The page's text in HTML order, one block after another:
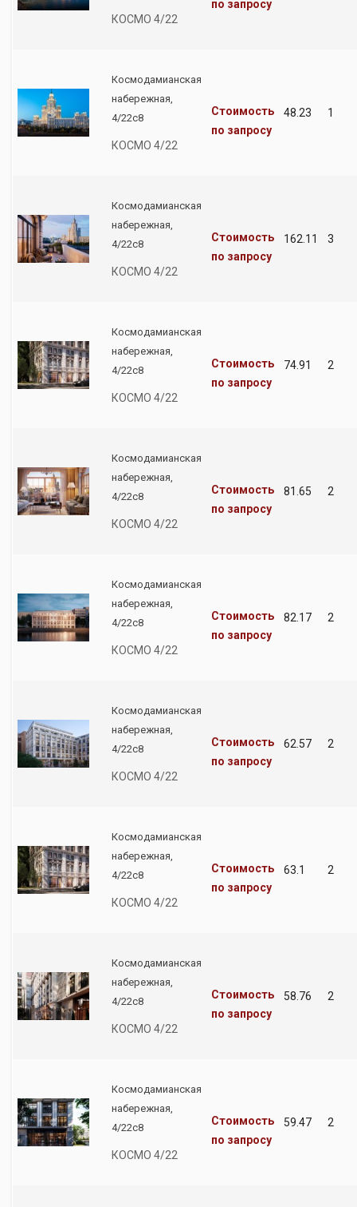
КОСМО 4/22
по запросу
Космодамианская
набережная,
4/22с8
КОСМО 4/22
Стоимость
по запросу
48.23 1
Космодамианская
набережная,
4/22с8
КОСМО 4/22
Стоимость
по запросу
162.11 3
Космодамианская
набережная,
4/22с8
КОСМО 4/22
Стоимость
по запросу
74.91 2
Космодамианская
набережная,
4/22с8
КОСМО 4/22
Стоимость
по запросу
81.65 2
Космодамианская
набережная,
4/22с8
КОСМО 4/22
Стоимость
по запросу
82.17 2
Космодамианская
набережная,
4/22с8
КОСМО 4/22
Стоимость
по запросу
62.57 2
Космодамианская
набережная,
4/22с8
КОСМО 4/22
Стоимость
по запросу
63.1 2
Космодамианская
набережная,
4/22с8
КОСМО 4/22
Стоимость
по запросу
58.76 2
Космодамианская
набережная,
4/22с8
КОСМО 4/22
Стоимость
по запросу
59.47 2